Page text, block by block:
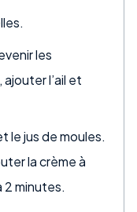
les
l’ail et
le jus de moules.
la crème à
2 minutes.